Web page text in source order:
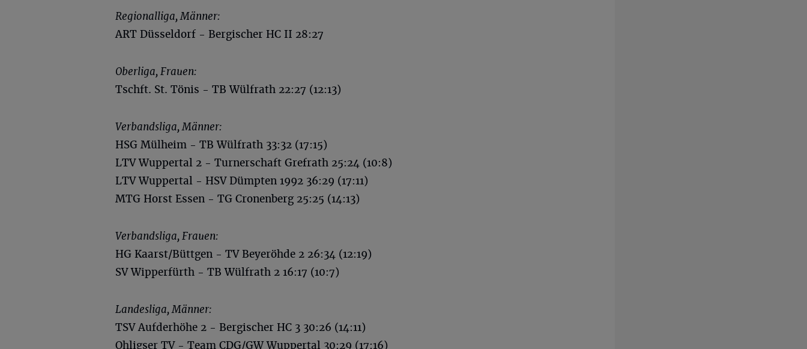
Regionalliga, Männer:
ART Düsseldorf - Bergischer HC II 28:27
Oberliga, Frauen:
Tschft. St. Tönis - TB Wülfrath 22:27 (12:13)
Verbandsliga, Männer:
HSG Mülheim - TB Wülfrath 33:32 (17:15)
LTV Wuppertal 2 - Turnerschaft Grefrath 25:24 (10:8)
LTV Wuppertal - HSV Dümpten 1992 36:29 (17:11)
MTG Horst Essen - TG Cronenberg 25:25 (14:13)
Verbandsliga, Frauen:
HG Kaarst/Büttgen - TV Beyeröhde 2 26:34 (12:19)
SV Wipperfürth - TB Wülfrath 2 16:17 (10:7)
Landesliga, Männer:
TSV Aufderhöhe 2 - Bergischer HC 3 30:26 (14:11)
Ohligser TV - Team CDG/GW Wuppertal 30:29 (17:16)